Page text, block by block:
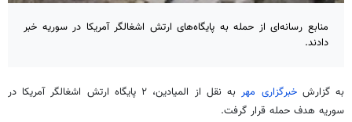
منابع رسانه‌ای از حمله به پایگاه‌های ارتش اشغالگر آمریکا در سوریه خبر
دادند.
به گزارشخبرگزاری مهر
به نقل از المیادین، ۲ پایگاه ارتش اشغالگر آمریکا در
سوریه هدف حمله قرار گرفت.